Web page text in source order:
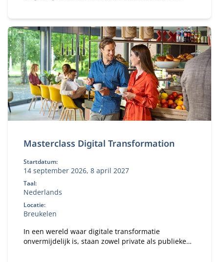
bedrijfsvoering.
Masterclass Digital Transformation
Startdatum:
14 september 2026, 8 april 2027
Taal:
Nederlands
Locatie:
Breukelen
In een wereld waar digitale transformatie
onvermijdelijk is, staan zowel private als publieke